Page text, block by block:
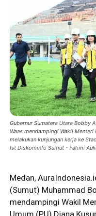
Gubernur Sumatera Utara Bobby
Waas mendampingi Wakil
melakukan kunjungan kerja ke
Ist Diskominfo Sumut - Fahmi
Medan,
(Sumut) Muhammad
mendampingi Wakil